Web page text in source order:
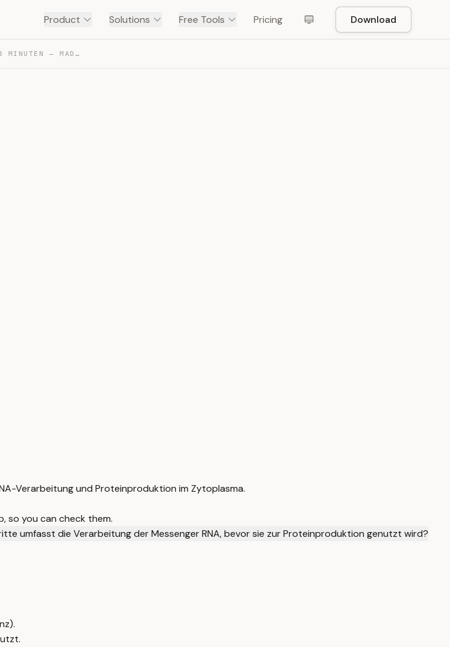
Product Solutions Free Tools Pricing Download
PROTEINBIOSYNTHESE 3D IN 3 MINUTEN – MADE EASY — TRANSCRIPT
Verarbeitung und Proteinproduktion im Zytoplasma.
so you can check them.
umfasst die Verarbeitung der Messenger RNA, bevor sie zur Proteinproduktion genutzt wird?